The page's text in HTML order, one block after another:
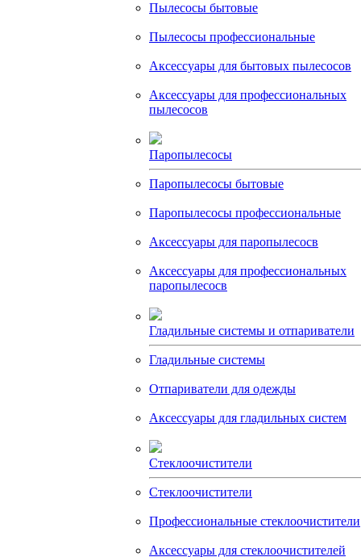
Пылесосы бытовые
Пылесосы профессиональные
Аксессуары для бытовых пылесосов
Аксессуары для профессиональных
пылесосов
Паропылесосы
Паропылесосы бытовые
Паропылесосы профессиональные
Аксессуары для паропылесосв
Аксессуары для профессиональных
паропылесосв
Гладильные системы и отпариватели
Гладильные системы
Отпариватели для одежды
Аксессуары для гладильных систем
Стеклоочистители
Стеклоочистители
Профессиональные стеклоочистители
Аксессуары для стеклоочистителей